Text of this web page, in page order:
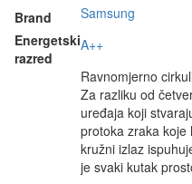
Brand
Samsung
Energetski
razred
A++
Ravnomjerno
Za razliku od
uređaja koji
protoka zraka koje
kružni izlaz
je svaki kutak